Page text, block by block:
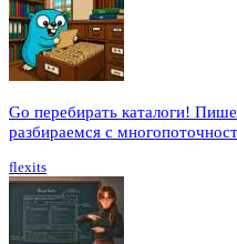
Go перебирать каталоги!
разбираемся с
flexits